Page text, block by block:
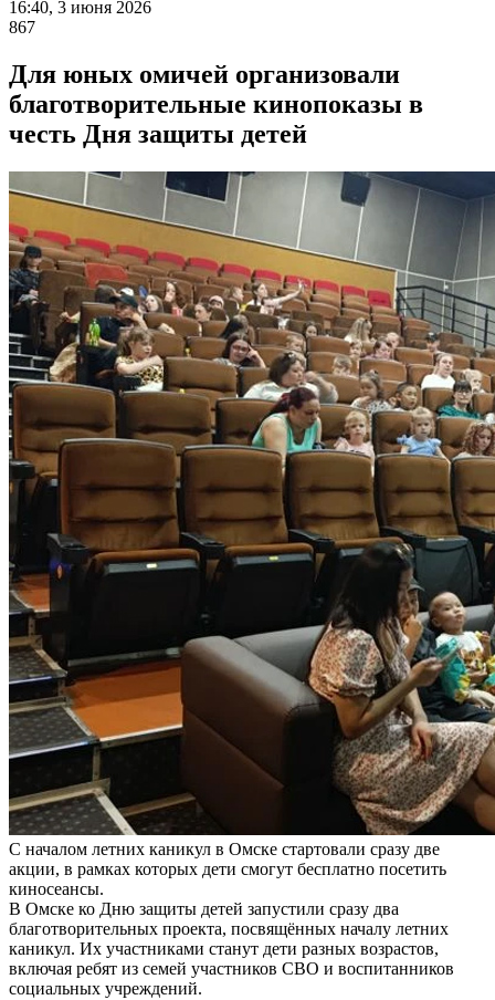
16:40, 3 июня 2026
867
Для юных омичей организовали
благотворительные кинопоказы в
честь Дня защиты детей
С началом летних каникул в Омске стартовали сразу две
акции, в рамках которых дети смогут бесплатно посетить
киносеансы.
В Омске ко Дню защиты детей запустили сразу два
благотворительных проекта, посвящённых началу летних
каникул. Их участниками станут дети разных возрастов,
включая ребят из семей участников СВО и воспитанников
социальных учреждений.